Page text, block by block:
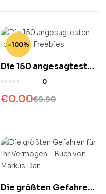
-100%
Die 150 angesagtesten
Ideen für Freebies
0
€9.90
€0.00
Die größten Gefahren